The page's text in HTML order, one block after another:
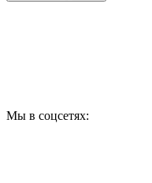
Мы в соцсетях: